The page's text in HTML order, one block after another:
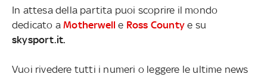
In attesa della partita puoi scoprire il mondo
dedicato aMotherwell e Ross County e su
skysport.it.
Vuoi rivedere tutti i numeri o leggere le ultime news